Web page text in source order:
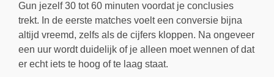
Gun jezelf 30 tot 60 minuten voordat je conclusies
trekt. In de eerste matches voelt een conversie bijna
altijd vreemd, zelfs als de cijfers kloppen. Na ongeveer
een uur wordt duidelijk of je alleen moet wennen of dat
er echt iets te hoog of te laag staat.